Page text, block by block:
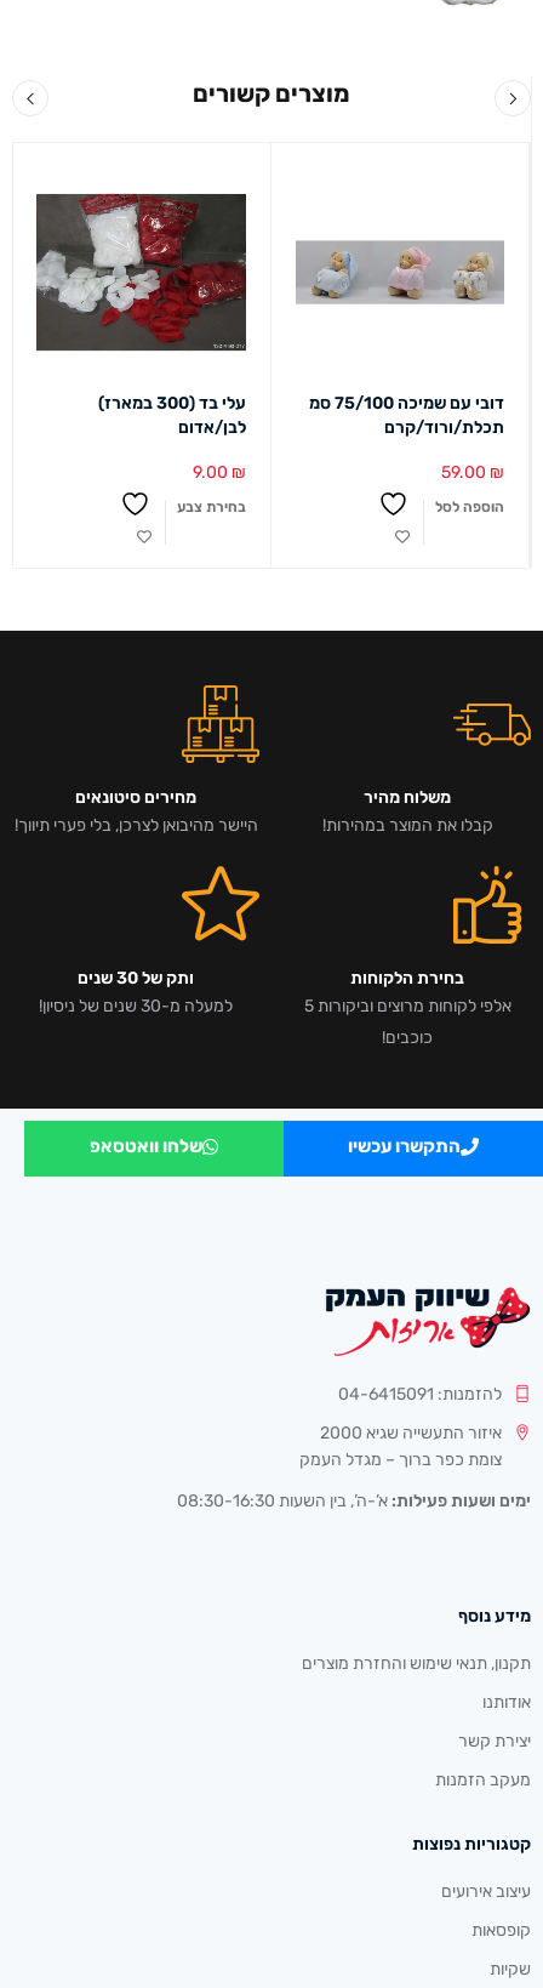
מוצרים קשורים
דובי עם שמיכה 75/100 סמ
תכלת/ורוד/קרם
59.00 ₪
הוספה לסל
עלי בד (300 במארז)
לבן/אדום
9.00 ₪
בחירת צבע
משלוח מהיר
קבלו את המוצר במהירות!
מחירים סיטונאים
היישר מהיבואן לצרכן, בלי פערי תיווך!
בחירת הלקוחות
אלפי לקוחות מרוצים וביקורות 5
כוכבים!
ותק של 30 שנים
למעלה מ-30 שנים של ניסיון!
התקשרו עכשיו שלחו וואטסאפ
להזמנות: 04-6415091
איזור התעשייה שגיא 2000
צומת כפר ברוך – מגדל העמק
ימים ושעות פעילות: א’-ה’, בין השעות 08:30-16:30
מידע נוסף
תקנון, תנאי שימוש והחזרת מוצרים
אודותנו
יצירת קשר
מעקב הזמנות
קטגוריות נפוצות
עיצוב אירועים
קופסאות
שקיות